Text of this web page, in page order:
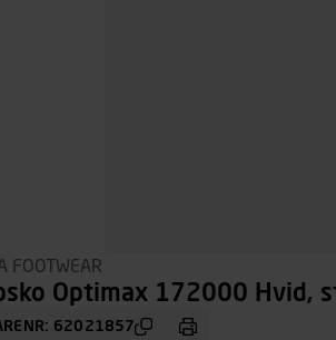
FOOTWEAR
Optimax 172000 Hvid,
62021857